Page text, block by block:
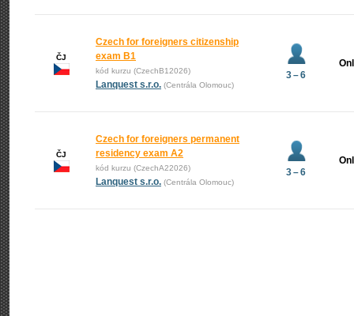
ČJ
Czech for foreigners citizenship
exam B1
kód kurzu (CzechB12026)
Lanquest s.r.o. (Centrála Olomouc)
3 – 6
ČJ
Czech for foreigners permanent
residency exam A2
kód kurzu (CzechA22026)
Lanquest s.r.o. (Centrála Olomouc)
3 – 6